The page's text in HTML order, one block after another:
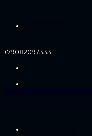
+79082097333